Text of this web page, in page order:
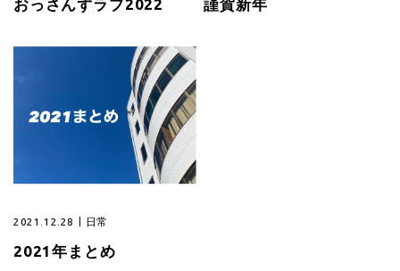
おっさんずラブ2022 謹賀新年
2021.12.28 日常
2021年まとめ